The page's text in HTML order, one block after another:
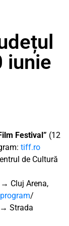
iunie
Festival” (12
tiff.ro
de Cultură
Cluj Arena,
/
Strada